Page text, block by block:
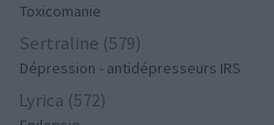
Toxicomanie
Sertraline (579)
Dépression - antidépresseurs IRS
Lyrica (572)